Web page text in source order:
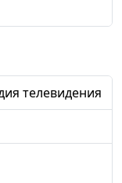
телевидения